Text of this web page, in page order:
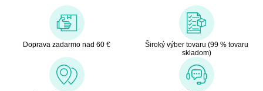
Doprava zadarmo nad 60 €
Široký výber tovaru (99 % tovaru
skladom)